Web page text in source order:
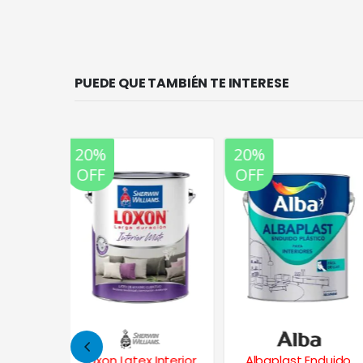
PUEDE QUE TAMBIÉN TE INTERESE
20%
OFF
20%
OFF